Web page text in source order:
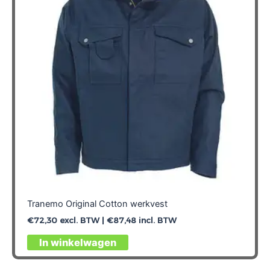
Tranemo Original Cotton werkvest
€72,30excl. BTW | €87,48incl. BTW
In winkelwagen
Dit
product